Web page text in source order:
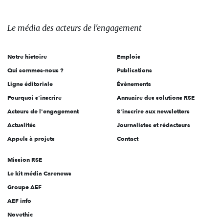
des
l'engagement
Le média des acteurs de l'engagement
Notre histoire
Qui sommes-nous ?
Ligne éditoriale
Pourquoi s'inscrire
Acteurs de l'engagement
Actualités
Appels à projets
Emplois
Publications
Évènements
Annuaire des solutions RSE
S'inscrire aux newsletters
Journalistes et rédacteurs
Contact
Mission RSE
Le kit média Carenews
Groupe AEF
AEF info
Novethic
Salut c'est nous...